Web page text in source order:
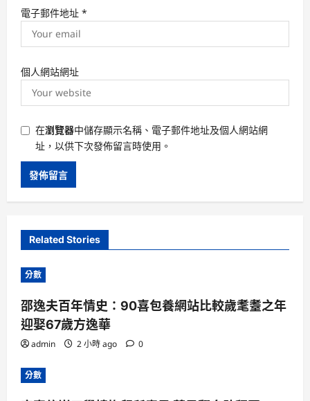
電子郵件地址 *
個人網站網址
在瀏覽器中儲存顯示名稱、電子郵件地址及個人網站網
址，以供下次發佈留言時使用。
Related Stories
分數
邵逸夫百年情史：90喜包養網站比較歲耄耋之年
迎娶67歲方逸華
admin 2 小時 ago 0
分數